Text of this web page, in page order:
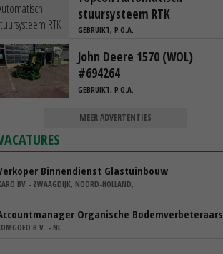
stuursysteem RTK
GEBRUIKT, P.O.A.
John Deere 1570 (WOL)
#694264
GEBRUIKT, P.O.A.
MEER ADVERTENTIES
Binnendienst Glastuinbouw
BV - ZWAAGDIJK, NOORD-HOLLAND,
Organische Bodemverbeteraars
B.V. - NL